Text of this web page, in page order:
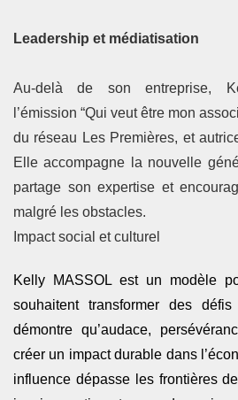
Leadership et médiatisation
Au-delà de son entreprise,
l’émission “Qui veut être mon
du réseau Les Premières, et
Elle accompagne la nouvelle
partage son expertise et
malgré les obstacles.
Impact social et culturel
Kelly MASSOL est un modèle
souhaitent transformer des
démontre qu’audace,
créer un impact durable dans
influence dépasse les frontières